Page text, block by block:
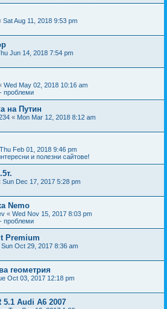
Sat Aug 11, 2018 9:53 pm
Jun 14, 2018 7:54 pm
Wed May 02, 2018 10:16 am
проблеми
на Путин
« Mon Mar 12, 2018 8:12 am
Thu Feb 01, 2018 9:46 pm
и полезни сайтове!
Sun Dec 17, 2017 5:28 pm
Nemo
« Wed Nov 15, 2017 8:03 pm
проблеми
Premium
Sun Oct 29, 2017 8:36 am
геометрия
Oct 03, 2017 12:18 pm
5.1 Audi A6 2007